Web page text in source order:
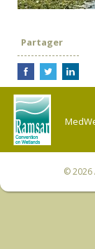
Partager
© 2026